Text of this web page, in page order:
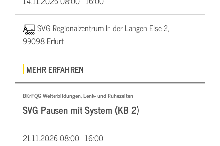
SVG Regionalzentrum In der Langen Else 2,
99098 Erfurt
MEHR ERFAHREN
BKrFQG Weiterbildungen, Lenk- und Ruhezeiten
SVG Pausen mit System (KB 2)
21.11.202608:00 - 16:00